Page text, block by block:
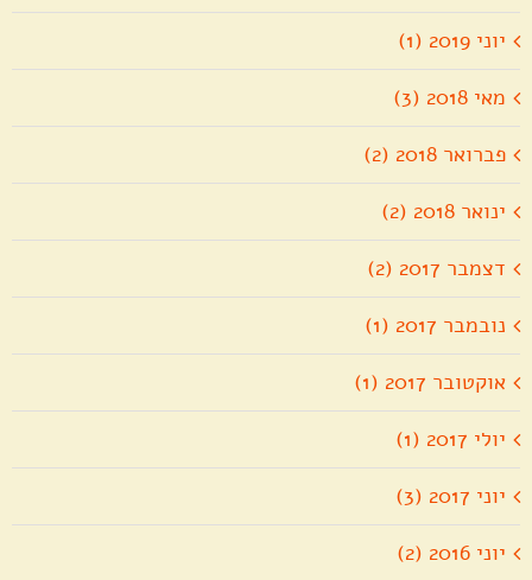
יוני 2019 (1)
מאי 2018 (3)
פברואר 2018 (2)
ינואר 2018 (2)
דצמבר 2017 (2)
נובמבר 2017 (1)
אוקטובר 2017 (1)
יולי 2017 (1)
יוני 2017 (3)
יוני 2016 (2)